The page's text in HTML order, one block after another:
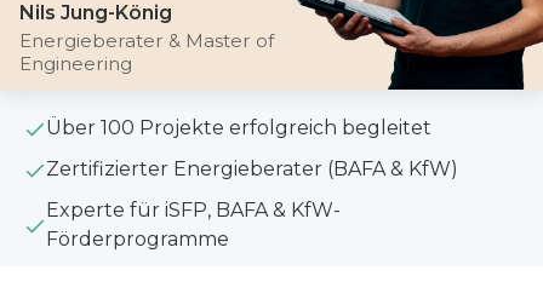
Nils Jung-König
Energieberater & Master of
Engineering
Über 100 Projekte erfolgreich begleitet
Zertifizierter Energieberater (BAFA & KfW)
Experte für iSFP, BAFA & KfW-
Förderprogramme